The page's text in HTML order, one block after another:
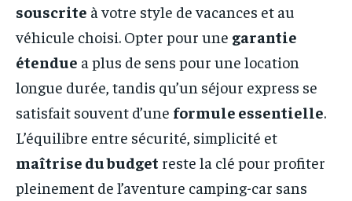
souscrite à votre style de vacances et au
véhicule choisi. Opter pour une garantie
étendue a plus de sens pour une location
longue durée, tandis qu’un séjour express se
satisfait souvent d’une formule essentielle.
L’équilibre entre sécurité, simplicité et
maîtrise du budget reste la clé pour profiter
pleinement de l’aventure camping-car sans